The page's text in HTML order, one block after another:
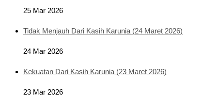
25 Mar 2026
Tidak Menjauh Dari Kasih Karunia (24 Maret 2026)
24 Mar 2026
Kekuatan Dari Kasih Karunia (23 Maret 2026)
23 Mar 2026